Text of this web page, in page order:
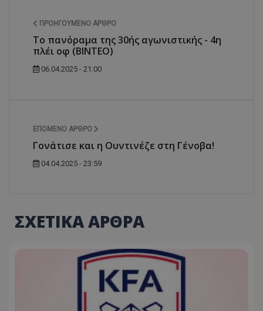
ΠΡΟΗΓΟΎΜΕΝΟ ΆΡΘΡΟ
Το πανόραμα της 30ής αγωνιστικής - 4η
πλέι οφ (BINTEO)
06.04.2025 - 21:00
ΕΠΌΜΕΝΟ ΆΡΘΡΟ
Γονάτισε και η Ουντινέζε στη Γένοβα!
04.04.2025 - 23:59
ΣΧΕΤΙΚΑ ΑΡΘΡΑ